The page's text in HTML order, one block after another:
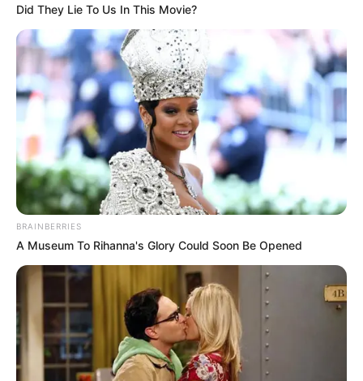
Did They Lie To Us In This Movie?
BRAINBERRIES
A Museum To Rihanna's Glory Could Soon Be Opened